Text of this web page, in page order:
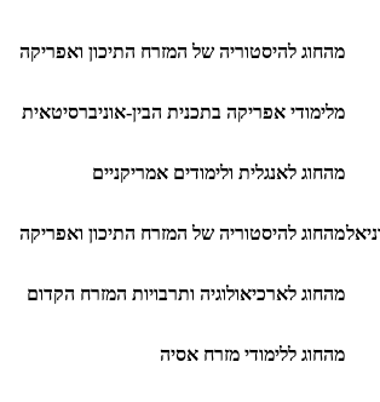
מהחוג להיסטוריה של המזרח התיכון ואפריקה
מלימודי אפריקה בתכנית הבין-אוניברסיטאית
מהחוג לאנגלית ולימודים אמריקניים
מהחוג להיסטוריה של המזרח התיכון ואפריקה
מהחוג לארכיאולוגיה ותרבויות המזרח הקדום
מהחוג ללימודי מזרח אסיה